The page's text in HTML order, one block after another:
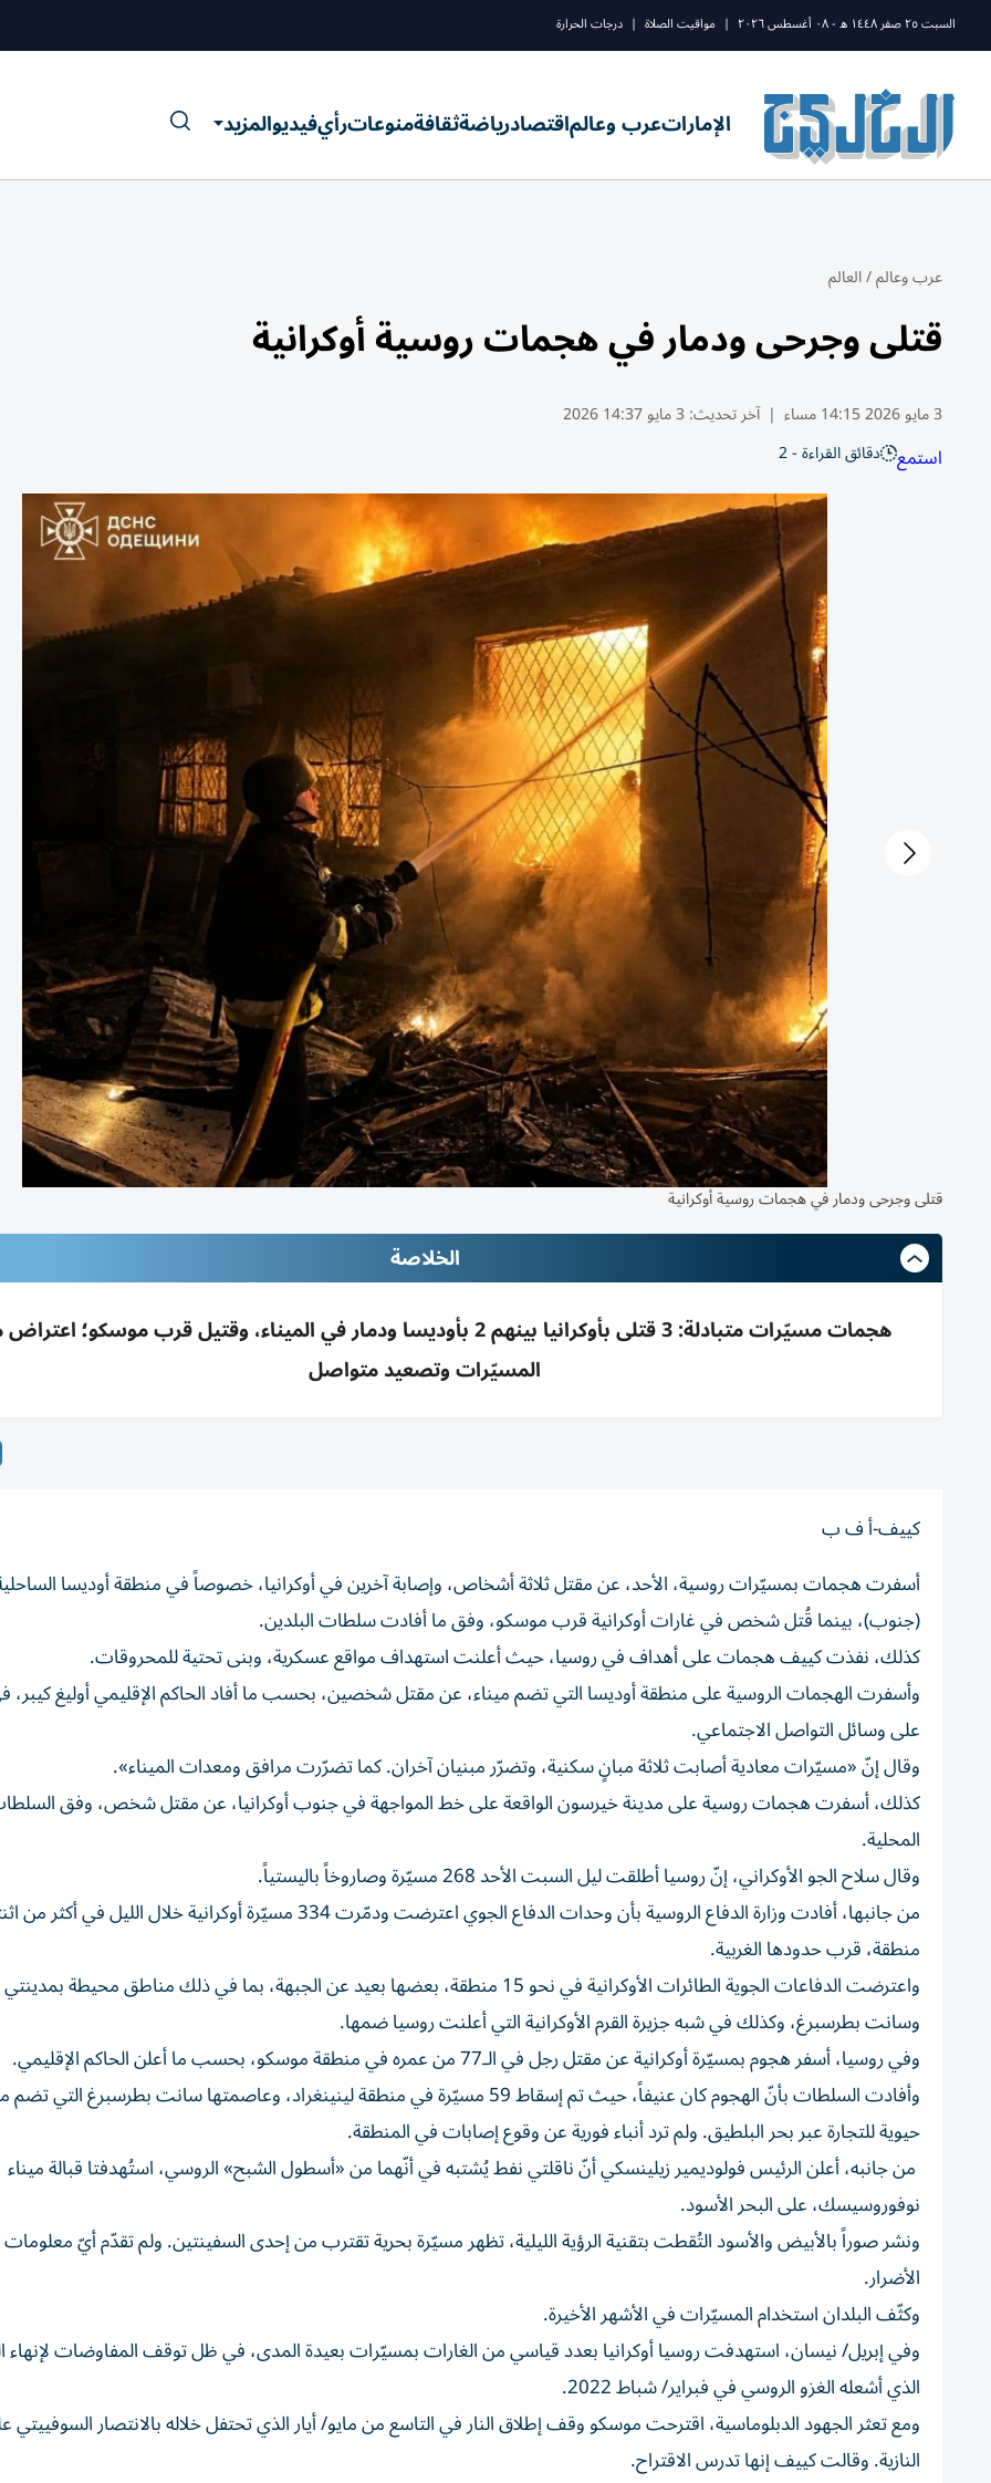
السبت ٢٥ صفر ١٤٤٨ ه - ٠٨ أغسطس ٢٠٢٦ | مواقيت الصلاة | درجات الحرارة
الإماراتعرب وعالماقتصادرياضةثقافةمنوعاترأيفيديوالمزيد
عرب وعالم/العالم
قتلى وجرحى ودمار في هجمات روسية أوكرانية
3 مايو 2026 14:15 مساء | آخر تحديث: 3 مايو 14:37 2026
استمع دقائق القراءة - 2
قتلى وجرحى ودمار في هجمات روسية أوكرانية
الخلاصة
هجمات مسيّرات متبادلة: 3 قتلى بأوكرانيا بينهم 2 بأوديسا ودمار في الميناء، وقتيل قرب موسكو؛
المسيّرات وتصعيد متواصل
كييف-أ ف ب
أسفرت هجمات بمسيّرات روسية، الأحد، عن مقتل ثلاثة أشخاص، وإصابة آخرين في أوكرانيا، خصوصاً في منطقة أوديسا
(جنوب)، بينما قُتل شخص في غارات أوكرانية قرب موسكو، وفق ما أفادت سلطات البلدين.
كذلك، نفذت كييف هجمات على أهداف في روسيا، حيث أعلنت استهداف مواقع عسكرية، وبنى تحتية للمحروقات.
وأسفرت الهجمات الروسية على منطقة أوديسا التي تضم ميناء، عن مقتل شخصين، بحسب ما أفاد الحاكم الإقليمي أوليغ
على وسائل التواصل الاجتماعي.
وقال إنّ «مسيّرات معادية أصابت ثلاثة مبانٍ سكنية، وتضرّر مبنيان آخران. كما تضرّرت مرافق ومعدات الميناء».
كذلك، أسفرت هجمات روسية على مدينة خيرسون الواقعة على خط المواجهة في جنوب أوكرانيا، عن مقتل شخص، وفق
المحلية.
وقال سلاح الجو الأوكراني، إنّ روسيا أطلقت ليل السبت الأحد 268 مسيّرة وصاروخاً باليستياً.
من جانبها، أفادت وزارة الدفاع الروسية بأن وحدات الدفاع الجوي اعترضت ودمّرت 334 مسيّرة أوكرانية خلال
منطقة، قرب حدودها الغربية.
واعترضت الدفاعات الجوية الطائرات الأوكرانية في نحو 15 منطقة، بعضها بعيد عن الجبهة، بما في ذلك مناطق محيطة
وسانت بطرسبرغ، وكذلك في شبه جزيرة القرم الأوكرانية التي أعلنت روسيا ضمها.
وفي روسيا، أسفر هجوم بمسيّرة أوكرانية عن مقتل رجل في الـ77 من عمره في منطقة موسكو، بحسب ما أعلن الحاكم الإقليمي.
وأفادت السلطات بأنّ الهجوم كان عنيفاً، حيث تم إسقاط 59 مسيّرة في منطقة لينينغراد، وعاصمتها سانت بطرسبرغ التي
حيوية للتجارة عبر بحر البلطيق. ولم ترد أنباء فورية عن وقوع إصابات في المنطقة.
من جانبه، أعلن الرئيس فولوديمير زيلينسكي أنّ ناقلتي نفط يُشتبه في أنّهما من «أسطول الشبح» الروسي، استُهدفتا قبالة ميناء
نوفوروسيسك، على البحر الأسود.
ونشر صوراً بالأبيض والأسود التُقطت بتقنية الرؤية الليلية، تظهر مسيّرة بحرية تقترب من إحدى السفينتين. ولم تقدّم أيّ
الأضرار.
وكثّف البلدان استخدام المسيّرات في الأشهر الأخيرة.
وفي إبريل/ نيسان، استهدفت روسيا أوكرانيا بعدد قياسي من الغارات بمسيّرات بعيدة المدى، في ظل توقف المفاوضات لإنهاء
الذي أشعله الغزو الروسي في فبراير/ شباط 2022.
ومع تعثر الجهود الدبلوماسية، اقترحت موسكو وقف إطلاق النار في التاسع من مايو/ أيار الذي تحتفل خلاله بالانتصار السوفييتي
النازية. وقالت كييف إنها تدرس الاقتراح.